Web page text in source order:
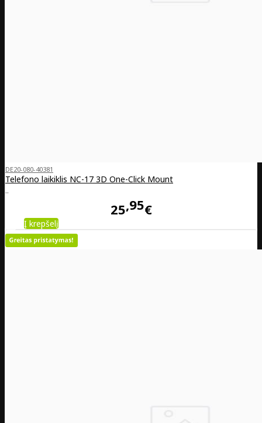
DE20-080-40381
Telefono laikiklis NC-17 3D One-Click Mount
..
25 95€
Į krepšelį